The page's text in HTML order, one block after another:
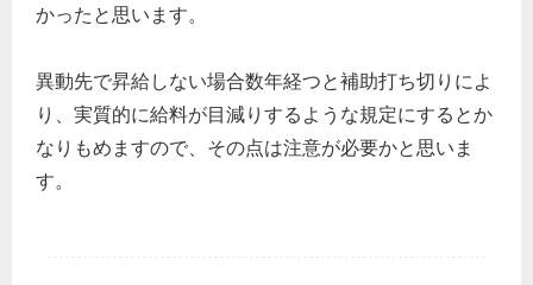
かったと思います。
異動先で昇給しない場合数年経つと補助打ち切りによ
り、実質的に給料が目減りするような規定にするとか
なりもめますので、その点は注意が必要かと思いま
す。